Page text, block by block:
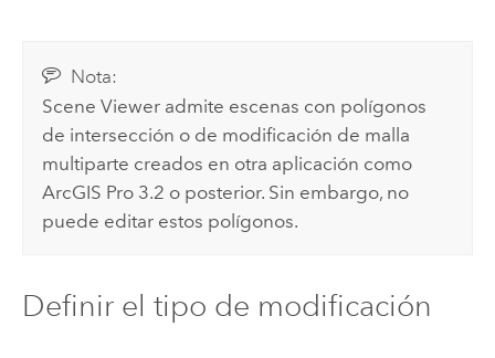
Nota:
Scene Viewer admite escenas con polígonos
de intersección o de modificación de malla
multiparte creados en otra aplicación como
ArcGIS Pro 3.2 o posterior. Sin embargo, no
puede editar estos polígonos.
Definir el tipo de modificación